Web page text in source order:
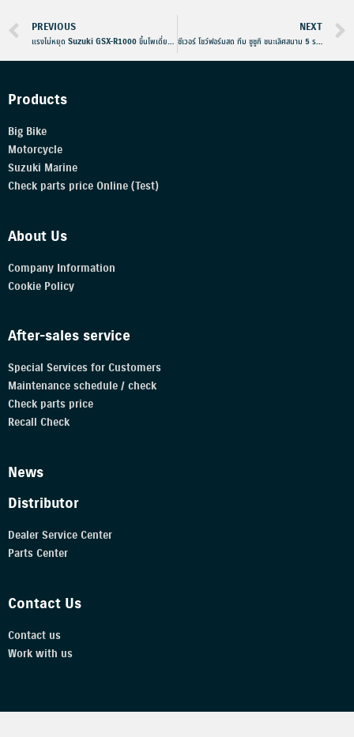
PREVIOUS
แรงไม่หยุด Suzuki GSX-R1000 ขึ้นโพเดี่ยมที่ 1 และ 2 คว้าแชมป์ MotoAmerica ที่ Pittsburgh
NEXT
ซีเวอร์ โชว์ฟอร์มสด ทีม ซูซูกิ ชนะเลิศสนาม 5 รายการ MX2 GP ที่สวีเดน
Products
Big Bike
Motorcycle
Suzuki Marine
Check parts price Online (Test)
About Us
Company Information
Cookie Policy
After-sales service
Special Services for Customers
Maintenance schedule / check
Check parts price
Recall Check
News
Distributor
Dealer Service Center
Parts Center
Contact Us
Contact us
Work with us